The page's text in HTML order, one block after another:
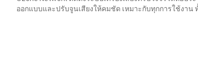
ออกแบบและปรับจูนเสียงให้คมชัด เหมาะกับทุกการใช้งา